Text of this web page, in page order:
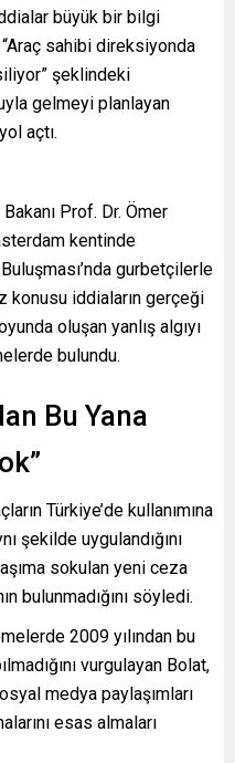
büyük bir bilgi
sahibi direksiyonda
şeklindeki
gelmeyi planlayan
açtı.
Prof. Dr. Ömer
kentinde
gurbetçilerle
konusu iddiaların gerçeği
oluşan yanlış algıyı
bulundu.
Bu Yana
Türkiye’de kullanımına
şekilde uygulandığını
sokulan yeni ceza
bulunmadığını söyledi.
2009 yılından bu
vurgulayan Bolat,
medya paylaşımları
esas almaları